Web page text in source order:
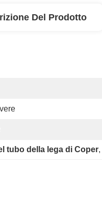
Del Prodotto
tubo della lega di Coper,